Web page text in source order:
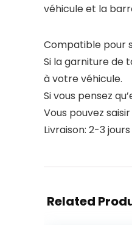
véhicule et la
Compatible pour
Si la garniture de
à votre véhicule.
Si vous pensez
Vous pouvez
Livraison: 2-3 jours
Related